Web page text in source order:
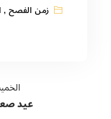
زمن الفصح ,
الخميس،
عيد